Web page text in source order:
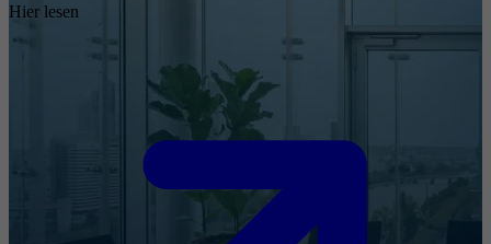
Hier lesen